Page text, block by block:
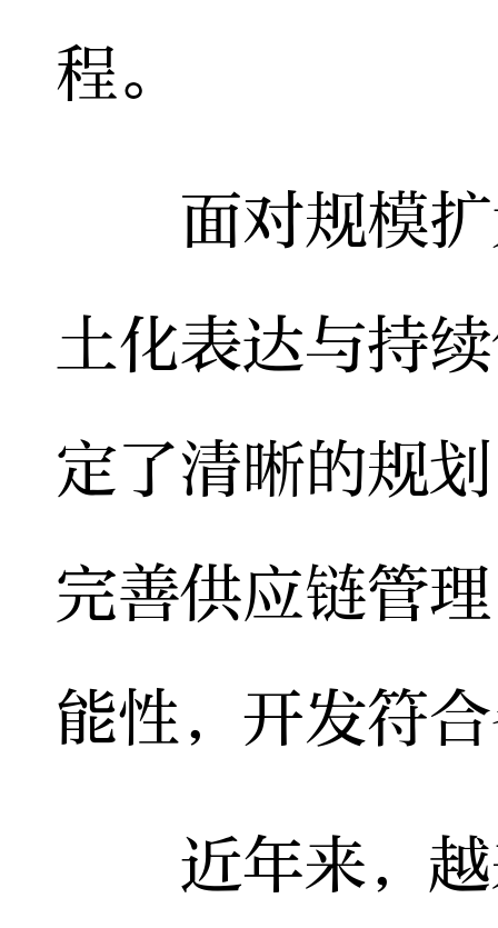
程。
面对规模扩
土化表达与持
定了清晰的规
完善供应链管
能性，开发符
近年来，越